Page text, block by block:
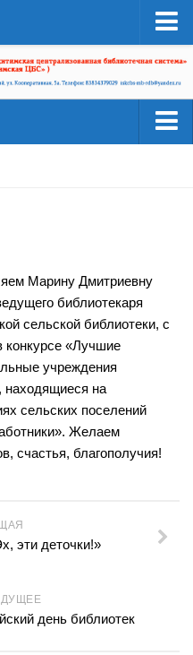
библиотека №16
№5
п. Бердь №29
библиотека №6
библиотека №7
библиотека №10
№12
Евсино №36
качества
Марину Дмитриевну
библиотекаря
сельской библиотеки, с
конкурсе «Лучшие
учреждения
находящиеся на
сельских поселений
Желаем
счастья, благополучия!
эти деточки!»
день библиотек